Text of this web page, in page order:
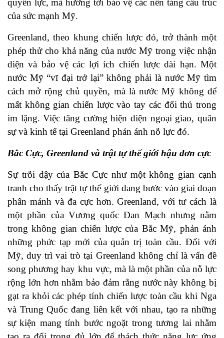
quyền lực, mà hướng tới bảo vệ các nền tảng cấu trúc
của sức mạnh Mỹ.
Greenland, theo khung chiến lược đó, trở thành một
phép thử cho khả năng của nước Mỹ trong việc nhận
diện và bảo vệ các lợi ích chiến lược dài hạn. Một
nước Mỹ “vĩ đại trở lại” không phải là nước Mỹ tìm
cách mở rộng chủ quyền, mà là nước Mỹ không để
mất không gian chiến lược vào tay các đối thủ trong
im lặng. Việc tăng cường hiện diện ngoại giao, quân
sự và kinh tế tại Greenland phản ánh nỗ lực đó.
Bắc Cực, Greenland và trật tự thế giới hậu đơn cực
Sự trỗi dậy của Bắc Cực như một không gian cạnh
tranh cho thấy trật tự thế giới đang bước vào giai đoạn
phân mảnh và đa cực hơn. Greenland, với tư cách là
một phần của Vương quốc Đan Mạch nhưng nằm
trong không gian chiến lược của Bắc Mỹ, phản ánh
những phức tạp mới của quản trị toàn cầu. Đối với
Mỹ, duy trì vai trò tại Greenland không chỉ là vấn đề
song phương hay khu vực, mà là một phần của nỗ lực
rộng lớn hơn nhằm bảo đảm rằng nước này không bị
gạt ra khỏi các phép tính chiến lược toàn cầu khi Nga
và Trung Quốc đang liên kết với nhau, tạo ra những
sự kiện mang tính bước ngoặt trong tương lai nhằm